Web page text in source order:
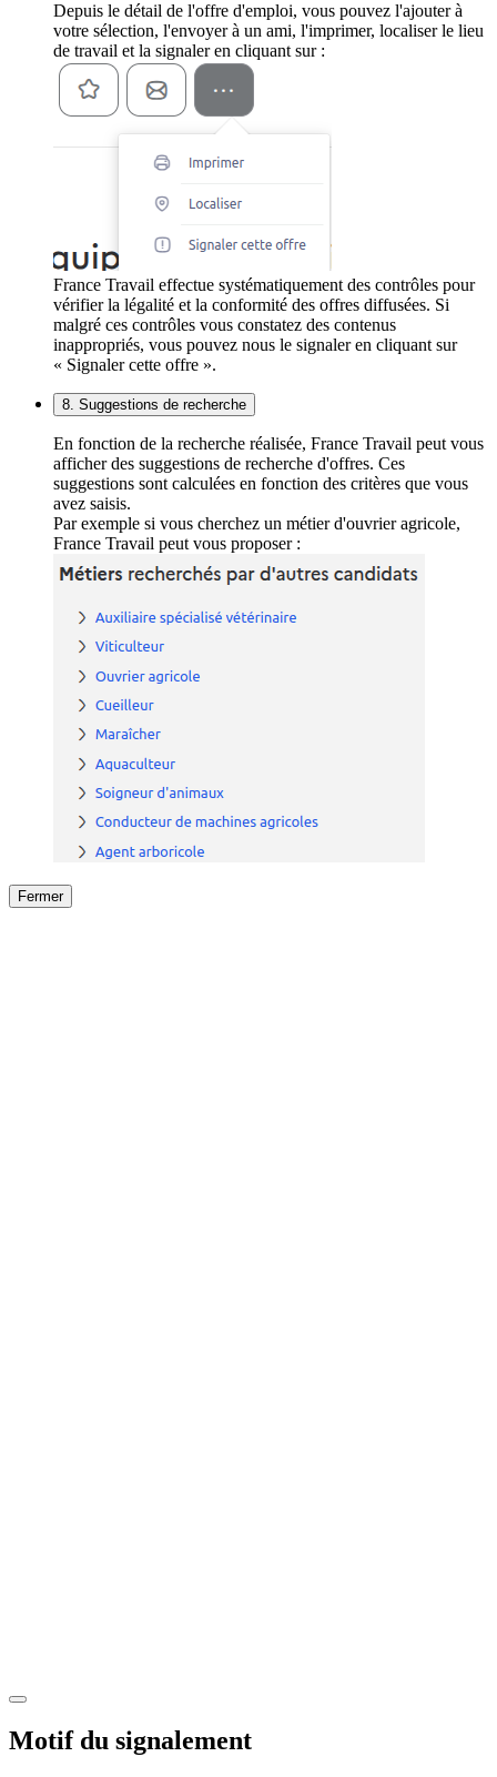
Depuis le détail de l'offre d'emploi, vous pouvez l'ajouter à
votre sélection, l'envoyer à un ami, l'imprimer, localiser le lieu
de travail et la signaler en cliquant sur :
France Travail effectue systématiquement des contrôles pour
vérifier la légalité et la conformité des offres diffusées. Si
malgré ces contrôles vous constatez des contenus
inappropriés, vous pouvez nous le signaler en cliquant sur
« Signaler cette offre ».
8. Suggestions de recherche
En fonction de la recherche réalisée, France Travail peut vous
afficher des suggestions de recherche d'offres. Ces
suggestions sont calculées en fonction des critères que vous
avez saisis.
Par exemple si vous cherchez un métier d'ouvrier agricole,
France Travail peut vous proposer :
Fermer
Motif du signalement